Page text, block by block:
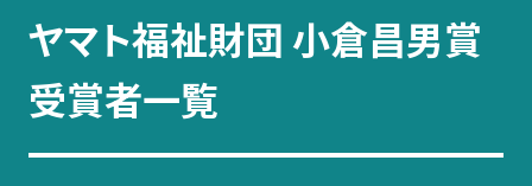
ヤマト福祉財団 小倉昌男賞
受賞者一覧
お問い合わせ